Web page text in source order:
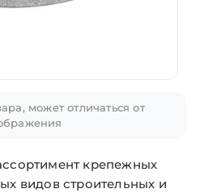
может отличаться от
крепежных
видов строительных и